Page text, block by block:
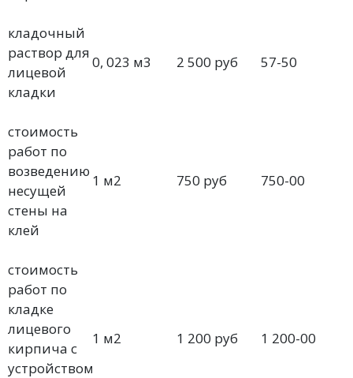
кладочный
раствор для
лицевой
кладки
0, 023 м3 2 500 руб 57-50
стоимость
работ по
возведению
несущей
стены на
клей
1 м2 750 руб 750-00
стоимость
работ по
кладке
лицевого
кирпича с
устройством
1 м2 1 200 руб 1 200-00